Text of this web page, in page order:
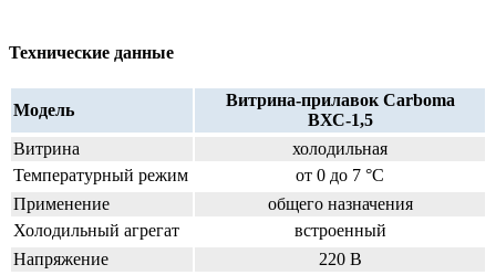
Технические данные
Модель
Витрина-прилавок Carboma
ВХС-1,5
Витрина
холодильная
Температурный режим
от 0 до 7 °C
Применение
общего назначения
Холодильный агрегат
встроенный
Напряжение
220 В